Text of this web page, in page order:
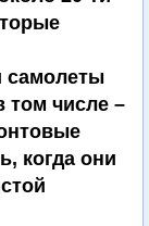
самолеты
том числе –
когда они